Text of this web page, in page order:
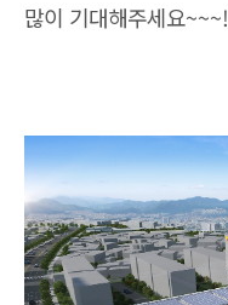
많이 기대해주세요~~~!